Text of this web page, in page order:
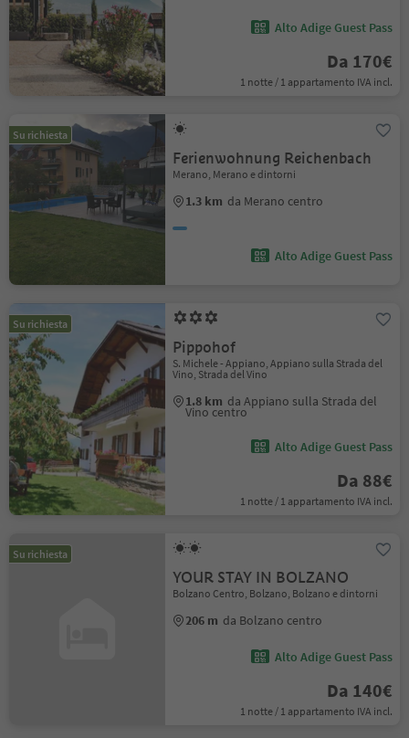
Alto Adige Guest Pass
Da 170€
1 notte / 1 appartamento IVA incl.
Su richiesta
Ferienwohnung Reichenbach
Merano, Merano e dintorni
1.3 km da Merano centro
Alto Adige Guest Pass
Su richiesta
Pippohof
S. Michele - Appiano, Appiano sulla Strada del
Vino, Strada del Vino
1.8 km da Appiano sulla Strada del
Vino centro
Alto Adige Guest Pass
Da 88€
1 notte / 1 appartamento IVA incl.
Su richiesta
YOUR STAY IN BOLZANO
Bolzano Centro, Bolzano, Bolzano e dintorni
206 m da Bolzano centro
Alto Adige Guest Pass
Da 140€
1 notte / 1 appartamento IVA incl.